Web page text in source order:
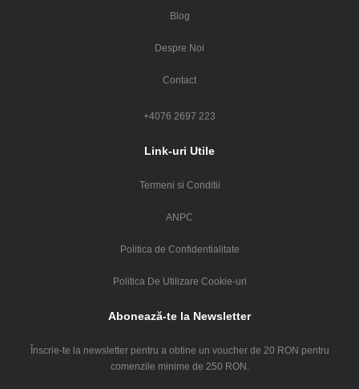
Blog
Despre Noi
Contact
+4076 2697 223
Link-uri Utile
Termeni si Conditii
ANPC
Politica de Confidentialitate
Politica De Utilizare Cookie-uri
Abonează-te la Newsletter
Înscrie-te la newsletter pentru a obtine un voucher de 20 RON pentru
comenzile minime de 250 RON.